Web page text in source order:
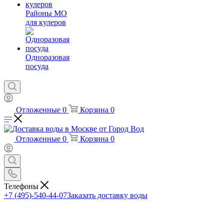
Районы МО
для кулеров
Одноразовая
посуда
Отложенные 0 Корзина 0
Отложенные 0 Корзина 0
Телефоны
+7 (495)-540-44-07Заказать доставку воды